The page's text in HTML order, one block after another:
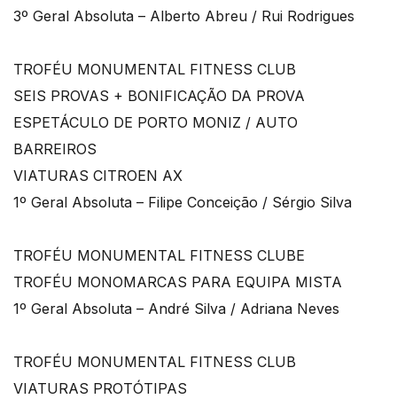
3º Geral Absoluta – Alberto Abreu / Rui Rodrigues
TROFÉU MONUMENTAL FITNESS CLUB
SEIS PROVAS + BONIFICAÇÃO DA PROVA
ESPETÁCULO DE PORTO MONIZ / AUTO
BARREIROS
VIATURAS CITROEN AX
1º Geral Absoluta – Filipe Conceição / Sérgio Silva
TROFÉU MONUMENTAL FITNESS CLUBE
TROFÉU MONOMARCAS PARA EQUIPA MISTA
1º Geral Absoluta – André Silva / Adriana Neves
TROFÉU MONUMENTAL FITNESS CLUB
VIATURAS PROTÓTIPAS